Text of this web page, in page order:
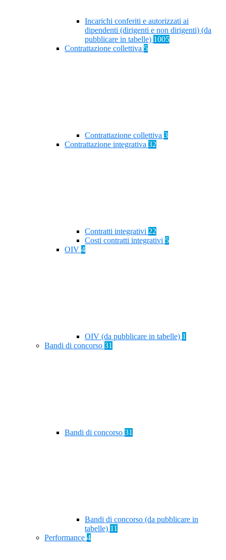
Incarichi conferiti e autorizzati ai
dipendenti (dirigenti e non dirigenti) (da
pubblicare in tabelle) 1005
Contrattazione collettiva 5
Contrattazione collettiva 3
Contrattazione integrativa 32
Contratti integrativi 22
Costi contratti integrativi 5
OIV 4
OIV (da pubblicare in tabelle) 1
Bandi di concorso 31
Bandi di concorso 31
Bandi di concorso (da pubblicare in
tabelle) 11
Performance 4